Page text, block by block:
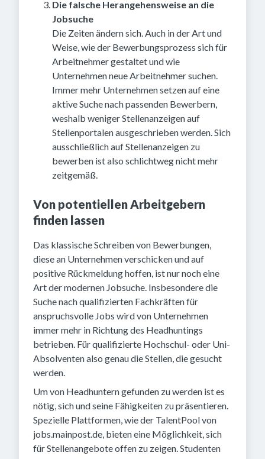
Die falsche Herangehensweise an die
Jobsuche
Die Zeiten ändern sich. Auch in der Art und
Weise, wie der Bewerbungsprozess sich für
Arbeitnehmer gestaltet und wie
Unternehmen neue Arbeitnehmer suchen.
Immer mehr Unternehmen setzen auf eine
aktive Suche nach passenden Bewerbern,
weshalb weniger Stellenanzeigen auf
Stellenportalen ausgeschrieben werden. Sich
ausschließlich auf Stellenanzeigen zu
bewerben ist also schlichtweg nicht mehr
zeitgemäß.
Von potentiellen Arbeitgebern
finden lassen
Das klassische Schreiben von Bewerbungen,
diese an Unternehmen verschicken und auf
positive Rückmeldung hoffen, ist nur noch eine
Art der modernen Jobsuche. Insbesondere die
Suche nach qualifizierten Fachkräften für
anspruchsvolle Jobs wird von Unternehmen
immer mehr in Richtung des Headhuntings
betrieben. Für qualifizierte Hochschul- oder Uni-
Absolventen also genau die Stellen, die gesucht
werden.
Um von Headhuntern gefunden zu werden ist es
nötig, sich und seine Fähigkeiten zu präsentieren.
Spezielle Plattformen, wie der TalentPool von
jobs.mainpost.de, bieten eine Möglichkeit, sich
für Stellenangebote offen zu zeigen. Studenten